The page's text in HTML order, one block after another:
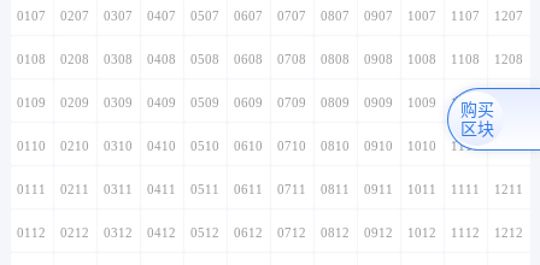
0107 0207 0307 0407 0507 0607 0707 0807 0907 1007 1107 1207
0108 0208 0308 0408 0508 0608 0708 0808 0908 1008 1108 1208
0109 0209 0309 0409 0509 0609 0709 0809 0909 1009 1109
0110 0210 0310 0410 0510 0610 0710 0810 0910 1010 1110
0111 0211 0311 0411 0511 0611 0711 0811 0911 1011 1111 1211
0112 0212 0312 0412 0512 0612 0712 0812 0912 1012 1112 1212
购买
区块